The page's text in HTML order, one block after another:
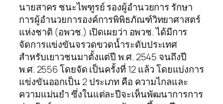
นายสาคร ชนะไพฑูรย์ รองผู้อำนวยการ รักษา
การผู้อำนวยการองค์การพิพิธภัณฑ์วิทยาศาสตร์
แห่งชาติ (อพวช.) เปิดเผยว่า อพวช. ได้มีการ
จัดการแข่งขันจรวดขวดน้ำระดับประเทศ
สำหรับเยาวชนมาตั้งแต่ปี พ.ศ. 2545 จนถึงปี
พ.ศ. 2556 โดยจัด เป็นครั้งที่ 12 แล้ว โดยแบ่งการ
แข่งขันออกเป็น 2 ประเภท คือ ความไกลและ
ความแม่นยำ ซึ่งในแต่ละปีจะเห็นพัฒนาการการ